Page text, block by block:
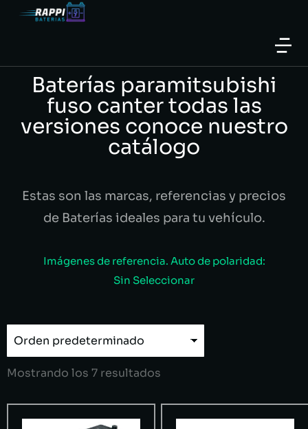
Baterías paramitsubishi
fuso canter todas las
versiones conoce nuestro
catálogo
Estas son las marcas, referencias y precios
de Baterías ideales para tu vehículo.
Imágenes de referencia. Auto de polaridad:
Sin Seleccionar
Mostrando los 7 resultados